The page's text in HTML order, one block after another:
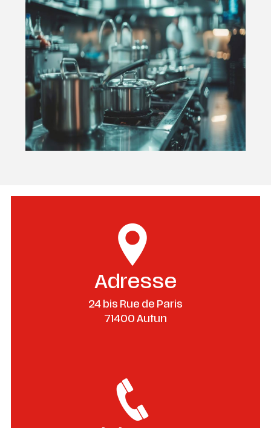
Adresse
24 bis Rue de Paris
71400 Autun